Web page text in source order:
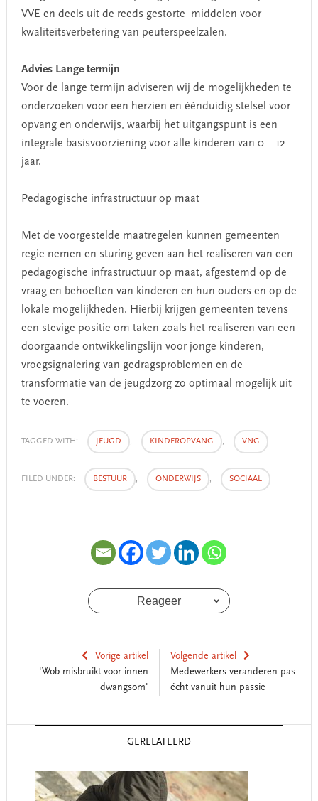
VVE en deels uit de reeds gestorte middelen voor
kwaliteitsverbetering van peuterspeelzalen.
Advies Lange termijn
Voor de lange termijn adviseren wij de mogelijkheden te
onderzoeken voor een herzien en éénduidig stelsel voor
opvang en onderwijs, waarbij het uitgangspunt is een
integrale basisvoorziening voor alle kinderen van 0 – 12
jaar.
Pedagogische infrastructuur op maat
Met de voorgestelde maatregelen kunnen gemeenten
regie nemen en sturing geven aan het realiseren van een
pedagogische infrastructuur op maat, afgestemd op de
vraag en behoeften van kinderen en hun ouders en op de
lokale mogelijkheden. Hierbij krijgen gemeenten tevens
een stevige positie om taken zoals het realiseren van een
doorgaande ontwikkelingslijn voor jonge kinderen,
vroegsignalering van gedragsproblemen en de
transformatie van de jeugdzorg zo optimaal mogelijk uit
te voeren.
TAGGED WITH: JEUGD , KINDEROPVANG , VNG
FILED UNDER: BESTUUR , ONDERWIJS , SOCIAAL
Reageer
Vorige artikel
'Wob misbruikt voor innen
dwangsom'
Volgende artikel
Medewerkers veranderen pas
écht vanuit hun passie
GERELATEERD